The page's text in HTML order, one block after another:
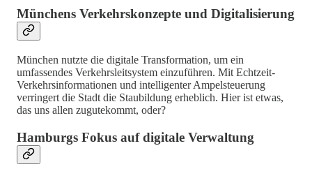
Münchens Verkehrskonzepte und Digitalisierung
München nutzte die digitale Transformation, um ein
umfassendes Verkehrsleitsystem einzuführen. Mit Echtzeit-
Verkehrsinformationen und intelligenter Ampelsteuerung
verringert die Stadt die Staubildung erheblich. Hier ist etwas,
das uns allen zugutekommt, oder?
Hamburgs Fokus auf digitale Verwaltung